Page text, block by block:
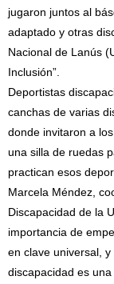
jugaron juntos al
adaptado y otras
Nacional de Lanús
Inclusión”.
Deportistas
canchas de varias
donde invitaron a
una silla de ruedas
practican esos
Marcela Méndez,
Discapacidad de la
importancia de
en clave universal,
discapacidad es